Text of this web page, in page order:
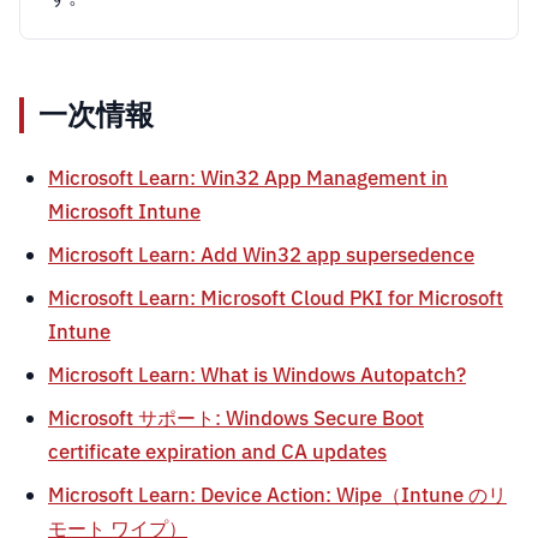
一次情報
Microsoft Learn: Win32 App Management in
Microsoft Intune
Microsoft Learn: Add Win32 app supersedence
Microsoft Learn: Microsoft Cloud PKI for Microsoft
Intune
Microsoft Learn: What is Windows Autopatch?
Microsoft サポート: Windows Secure Boot
certificate expiration and CA updates
Microsoft Learn: Device Action: Wipe（Intune のリ
モート ワイプ）